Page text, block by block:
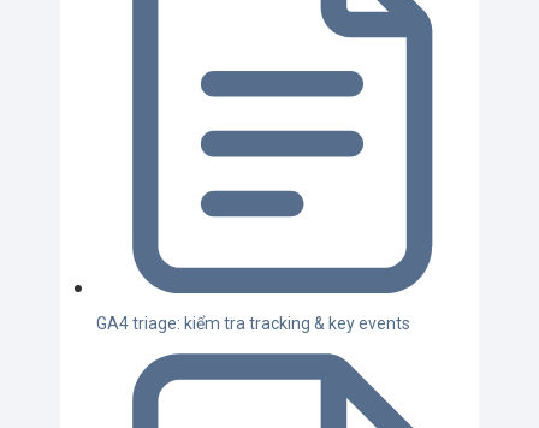
GA4 triage: kiểm tra tracking & key events